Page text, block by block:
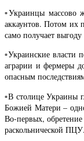
▫️Украинцы массово
аккаунтов. Потом их
само получает
▫️Украинские власти
аграрии и фермеры
опасным
▫️В столице Украины
Божией Матери –
Во-первых,
раскольнической